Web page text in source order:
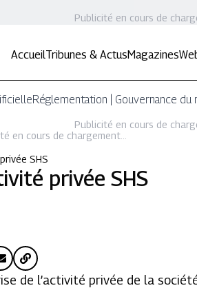
Publicité en cours de
AccueilTribunes & ActusMagazines
Réglementation | Gouvernance du
Publicité en cours de
en cours de chargement...
SHS
privée SHS
de l’activité privée de la